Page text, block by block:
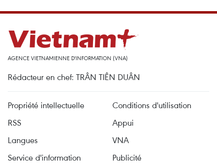
AGENCE VIETNAMIENNE D'INFORMATION (VNA)
Rédacteur en chef: TRÂN TIÊN DUÂN
Propriété intellectuelle
Conditions d'utilisation
RSS
Appui
Langues
VNA
Service d'information
Publicité